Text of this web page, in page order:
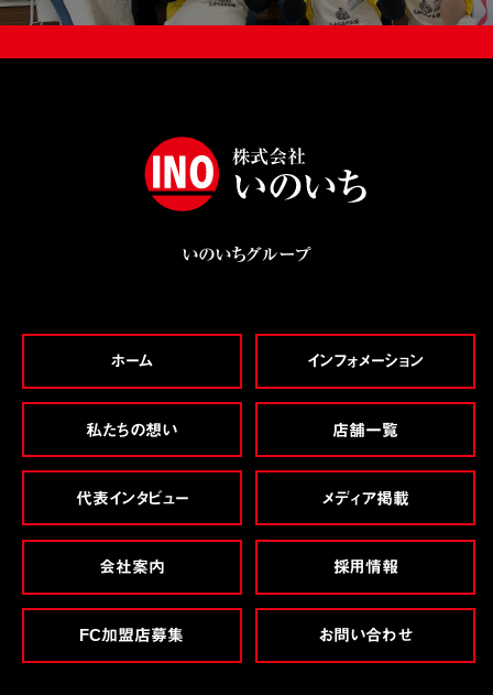
いのいちグループ
ホーム インフォメーション
私たちの想い 店舗一覧
代表インタビュー メディア掲載
会社案内 採用情報
FC加盟店募集 お問い合わせ